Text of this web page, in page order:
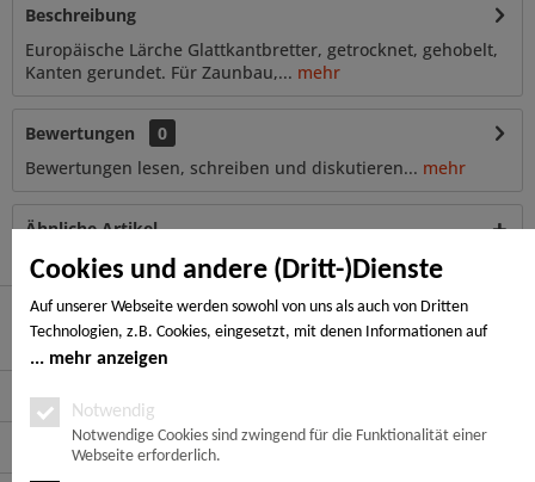
Cookies und andere (Dritt-)Dienste
Auf unserer Webseite werden sowohl von uns als auch von Dritten
Technologien, z.B. Cookies, eingesetzt, mit denen Informationen auf
Ihrem Endgerät gespeichert und/oder von Ihrem Endgerät abgerufen
Notwendige Cookies, Analyse-, Marketing- und Statistik-Cookies. Bei den
notwendigen Cookies handelt es sich um solche, die technisch notwendig
sind, um den von Ihnen gewünschten Dienst bereitzustellen, die übrigen
mehr anzeigen
Notwendig
Notwendige Cookies sind zwingend für die Funktionalität einer
Webseite erforderlich.
Beschreibung
Europäische Lärche Glattkantbretter, getrocknet, gehobelt,
Kanten gerundet. Für Zaunbau,... mehr
Bewertungen
0
Bewertungen lesen, schreiben und diskutieren... mehr
Ähnliche Artikel
Hier finden Sie uns
Service Hotline
Service